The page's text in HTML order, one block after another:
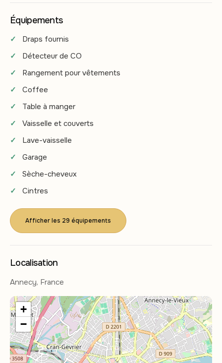
Équipements
Draps fournis
Détecteur de CO
Rangement pour vêtements
Coffee
Table à manger
Vaisselle et couverts
Lave-vaisselle
Garage
Sèche-cheveux
Cintres
Afficher les 29 équipements
Localisation
Annecy, France
+
−